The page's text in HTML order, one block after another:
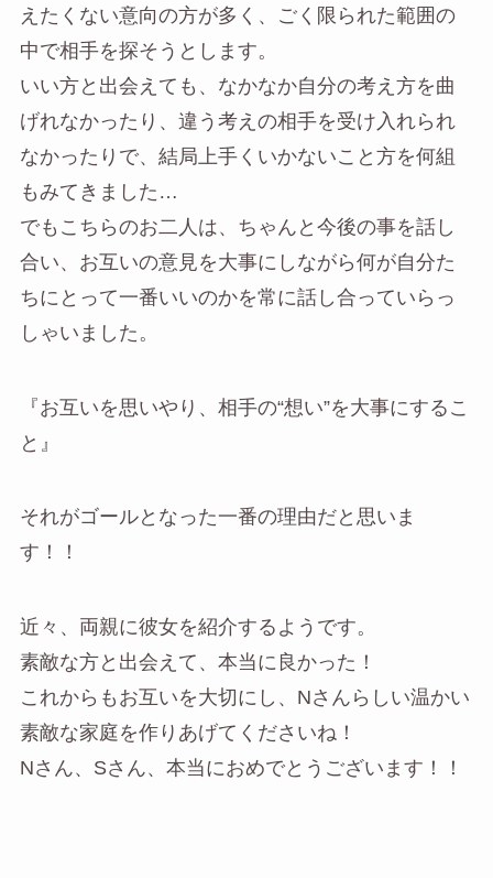
えたくない意向の方が多く、ごく限られた範囲の
中で相手を探そうとします。
いい方と出会えても、なかなか自分の考え方を曲
げれなかったり、違う考えの相手を受け入れられ
なかったりで、結局上手くいかないこと方を何組
もみてきました…
でもこちらのお二人は、ちゃんと今後の事を話し
合い、お互いの意見を大事にしながら何が自分た
ちにとって一番いいのかを常に話し合っていらっ
しゃいました。
『お互いを思いやり、相手の“想い”を大事にするこ
と』
それがゴールとなった一番の理由だと思いま
す！！
近々、両親に彼女を紹介するようです。
素敵な方と出会えて、本当に良かった！
これからもお互いを大切にし、Nさんらしい温かい
素敵な家庭を作りあげてくださいね！
Nさん、Sさん、本当におめでとうございます！！